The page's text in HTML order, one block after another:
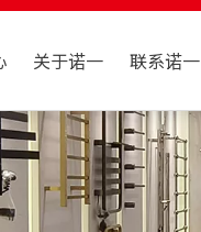
关于诺一 联系诺一